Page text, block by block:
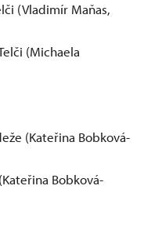
(Vladimír Maňas,
(Michaela
(Kateřina Bobková-
Bobková-